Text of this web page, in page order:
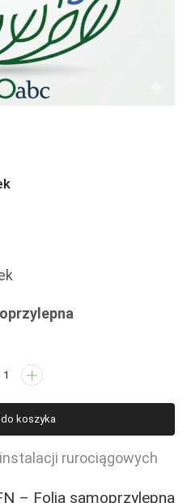
koszyka
rurociągowych
– Folia samoprzylepna